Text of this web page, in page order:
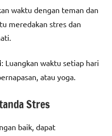
waktu dengan teman dan
meredakan stres dan
: Luangkan waktu setiap hari
atau yoga.
Stres
baik, dapat